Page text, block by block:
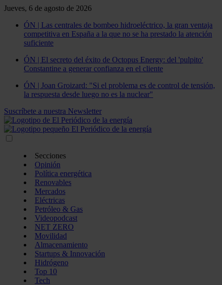
Jueves, 6 de agosto de 2026
ÓN | Las centrales de bombeo hidroeléctrico, la gran ventaja
competitiva en España a la que no se ha prestado la atención
suficiente
ÓN | El secreto del éxito de Octopus Energy: del 'pulpito'
Constantine a generar confianza en el cliente
ÓN | Joan Groizard: "Si el problema es de control de tensión,
la respuesta desde luego no es la nuclear"
Suscríbete a nuestra Newsletter
Secciones
Opinión
Política energética
Renovables
Mercados
Eléctricas
Petróleo & Gas
Videopodcast
NET ZERO
Movilidad
Almacenamiento
Startups & Innovación
Hidrógeno
Top 10
Tech